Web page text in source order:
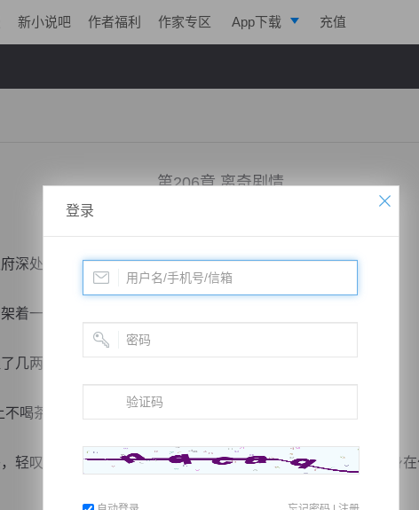
新小说吧 作者福利 作家专区 App下载 充值
第206章 离奇剧情
小说：剑鸣九天
处，一座凉亭之上。
一个火筒子，上面煮着开水，不多时，水烧开了。
两茶叶。
喝茶。”
叹：“桃花深处无人，少年锦衣身旁，一匹白玉西去，伊人身在
登录